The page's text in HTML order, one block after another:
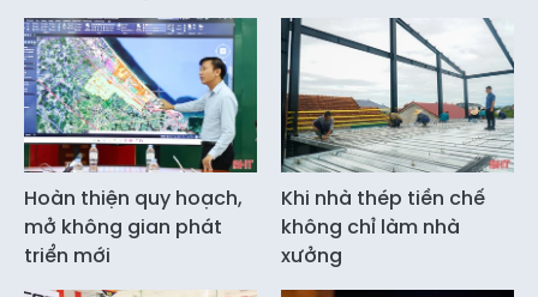
Hoàn thiện quy hoạch,
mở không gian phát
triển mới
Khi nhà thép tiền chế
không chỉ làm nhà
xưởng